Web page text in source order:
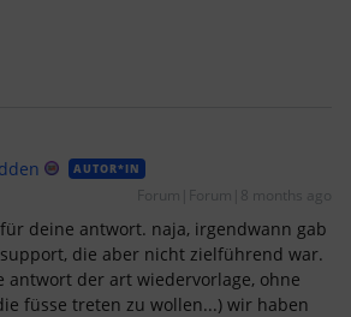
AUTOR*IN
Forum|Forum|8 months ago
deine antwort. naja, irgendwann gab
die aber nicht zielführend war.
antwort der art wiedervorlage, ohne
füsse treten zu wollen...) wir haben